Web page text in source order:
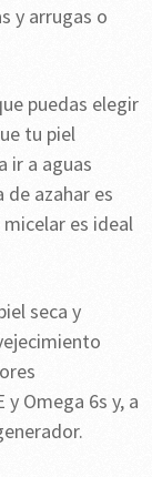
y arrugas o
puedas elegir
tu piel
ir a aguas
azahar es
es ideal
seca y
Omega 6s y, a